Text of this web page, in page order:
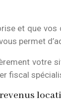
et que
permet
votre
fiscal